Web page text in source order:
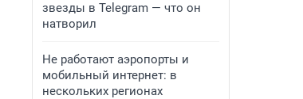
звезды в Telegram — что он
натворил
Не работают аэропорты и
мобильный интернет: в
нескольких регионах